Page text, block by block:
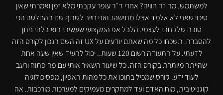
למשתמש. מה זה חוויה? אחרי ד״ר עופר עקבתי מלא זמן ואמרתי שאין
סיכוי שאני לא אלמד אצלו מתישהו. ואני חייב לשתף שזו ההחלטה הכי
טובה שלקחתי לעצמי. הלבל אפ המקצועי שעשיתי הוא בלתי ניתן
להסברה. תשכחו כל מה שאתם יודעים על UX זה השם הנכון לקורס הזה
לדעתי. על התעודה רשום 120 שעות.. יכול להעיד שאין שעה אחת
שהייתה מיותרת בקורס הזה. כל שיעור השאיר אותי עם פה פתוח ורעב
לעוד ידע. קורס שמכיל בתוכו את כל מהות האפיון, מפסיכולוגיה
קוגניטיבית, מוח האדם ועד למחקרים מעמיקים למערכות מורכבות. אה